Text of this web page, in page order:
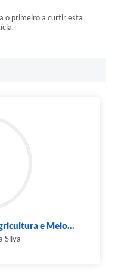
o primeiro a curtir esta
e Meio...
Silva